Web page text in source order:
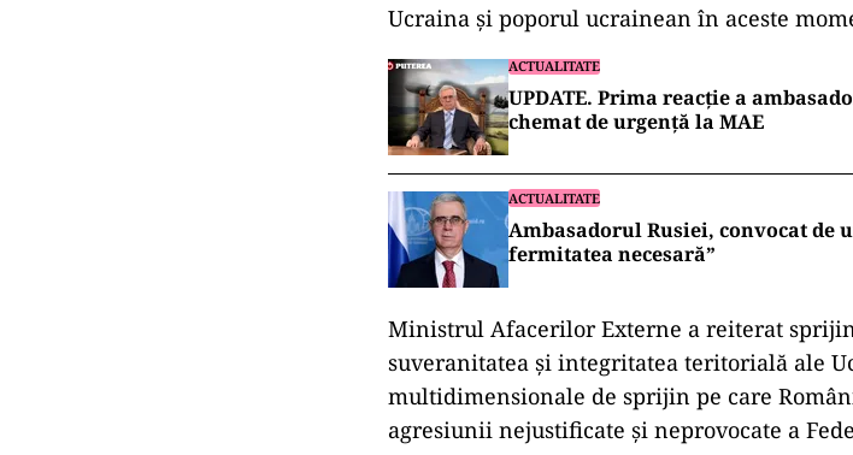
Ucraina şi poporul ucrainean în aceste
ACTUALITATE
UPDATE. Prima reacție a
chemat de urgență la MAE
ACTUALITATE
Ambasadorul Rusiei, convocat de
fermitatea necesară”
Ministrul Afacerilor Externe a reiterat
suveranitatea şi integritatea teritorială ale
multidimensionale de sprijin pe care
agresiunii nejustificate şi neprovocate a